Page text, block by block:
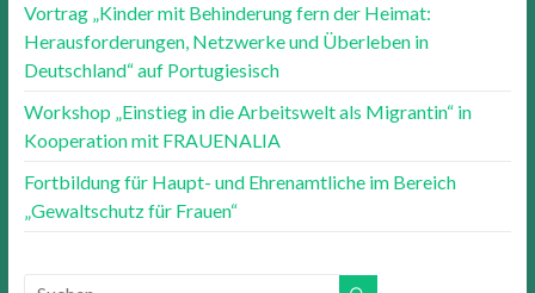
Vortrag „Kinder mit Behinderung fern der Heimat:
Herausforderungen, Netzwerke und Überleben in
Deutschland“ auf Portugiesisch
Workshop „Einstieg in die Arbeitswelt als Migrantin“ in
Kooperation mit FRAUENALIA
Fortbildung für Haupt- und Ehrenamtliche im Bereich
„Gewaltschutz für Frauen“